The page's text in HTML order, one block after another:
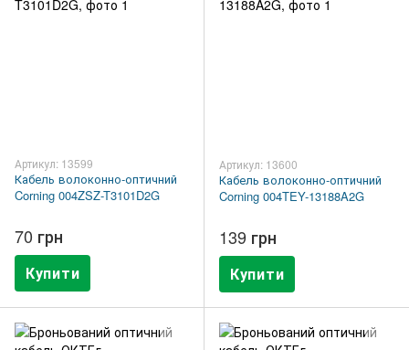
Артикул: 13599
Кабель волоконно-оптичний
Corning 004ZSZ-T3101D2G
70 грн
Купити
Артикул: 13600
Кабель волоконно-оптичний
Corning 004TEY-13188A2G
139 грн
Купити